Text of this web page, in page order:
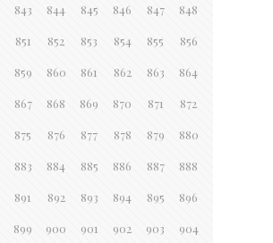
843 844 845 846 847 848
851 852 853 854 855 856
859 860 861 862 863 864
867 868 869 870 871 872
875 876 877 878 879 880
883 884 885 886 887 888
891 892 893 894 895 896
899 900 901 902 903 904